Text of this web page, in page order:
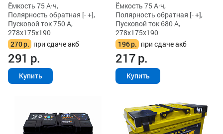
Ёмкость 75 А·ч,
Полярность обратная [- +],
Пусковой ток 750 А,
278x175x190
270р. при сдаче акб
291 р.
Купить
Ёмкость 75 А·ч,
Полярность обратная [- +],
Пусковой ток 680 А,
278x175x190
196р. при сдаче акб
217р.
Купить